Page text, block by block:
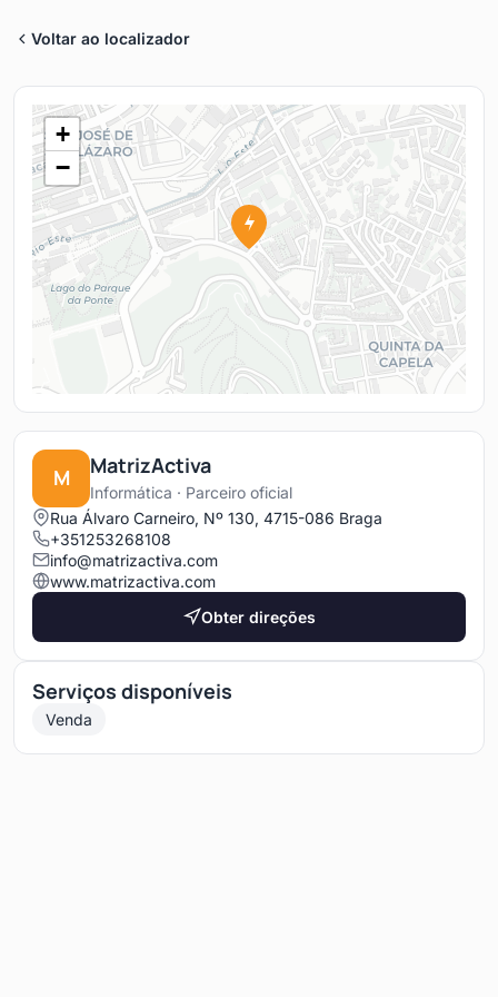
Voltar ao localizador
+
−
M MatrizActiva
Informática · Parceiro oficial
Rua Álvaro Carneiro, Nº 130, 4715-086 Braga
+351253268108
info@matrizactiva.com
www.matrizactiva.com
Obter direções
Serviços disponíveis
Venda